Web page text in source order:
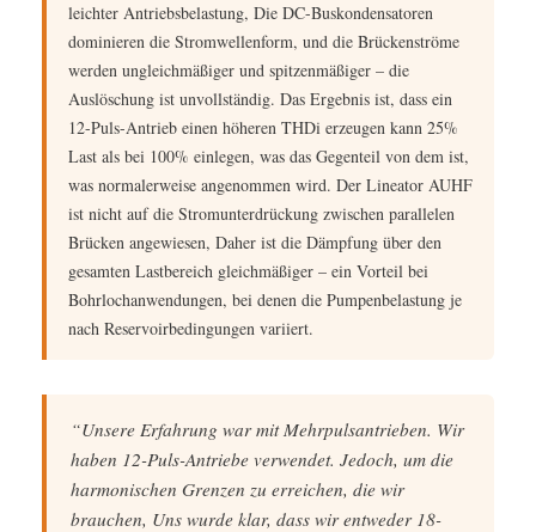
leichter Antriebsbelastung, Die DC-Buskondensatoren
dominieren die Stromwellenform, und die Brückenströme
werden ungleichmäßiger und spitzenmäßiger – die
Auslöschung ist unvollständig. Das Ergebnis ist, dass ein
12-Puls-Antrieb einen höheren THDi erzeugen kann 25%
Last als bei 100% einlegen, was das Gegenteil von dem ist,
was normalerweise angenommen wird. Der Lineator AUHF
ist nicht auf die Stromunterdrückung zwischen parallelen
Brücken angewiesen, Daher ist die Dämpfung über den
gesamten Lastbereich gleichmäßiger – ein Vorteil bei
Bohrlochanwendungen, bei denen die Pumpenbelastung je
nach Reservoirbedingungen variiert.
“Unsere Erfahrung war mit Mehrpulsantrieben. Wir
haben 12-Puls-Antriebe verwendet. Jedoch, um die
harmonischen Grenzen zu erreichen, die wir
brauchen, Uns wurde klar, dass wir entweder 18-